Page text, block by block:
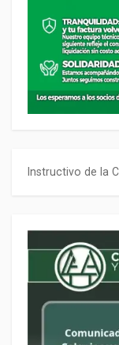
Instructivo de la